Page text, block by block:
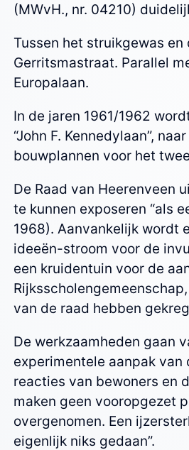
(MWvH., nr. 04210)
Tussen het struikgewas
Gerritsmastraat. Parallel
Europalaan.
In de jaren 1961/1962
“John F. Kennedylaan”,
bouwplannen voor het
De Raad van Heerenveen
te kunnen exposeren “als
1968). Aanvankelijk wordt
ideeën-stroom voor de
een kruidentuin voor de
van de raad hebben
De werkzaamheden gaan
experimentele aanpak
reacties van bewoners en
maken geen vooropgezet
overgenomen. Een
eigenlijk niks gedaan”.